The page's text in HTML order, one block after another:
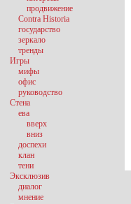
продвижение
Contra Historia
государство
зеркало
тренды
Игры
мифы
офис
руководство
Стена
ева
вверх
вниз
доспехи
клан
тени
Эксклюзив
диалог
мнение